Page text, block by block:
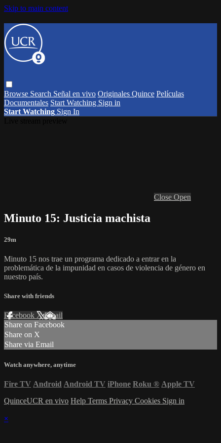
Skip to main content
Browse Search Señal en vivo Originales Quince Películas
Documentales Start Watching Sign in
Start Watching Sign In
Close Open
Minuto 15: Justicia machista
29m
Minuto 15 nos trae un programa dedicado a entrar en la
problemática de la impunidad en casos de violencia de género en
nuestro país.
Share with friends
Facebook XEmail
Share on Facebook
Share on X
Share via Email
Watch anywhere, anytime
Fire TV Android Android TV iPhone Roku ® Apple TV
QuinceUCR en vivo Help Terms Privacy Cookies Sign in
×